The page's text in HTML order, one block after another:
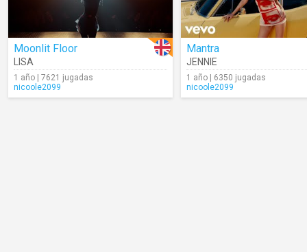
Moonlit Floor
LISA
1 año | 7621 jugadas
nicoole2099
Mantra
JENNIE
1 año | 6350 jugadas
nicoole2099